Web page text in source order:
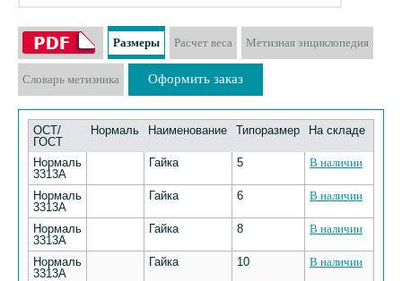
Размеры Расчет веса Метизная энциклопедия
Словарь метизника Оформить заказ
ОСТ/
ГОСТ
Нормаль Наименование Типоразмер На складе
Нормаль
3313А
Гайка 5 В наличии
Нормаль
3313А
Гайка 6 В наличии
Нормаль
3313А
Гайка 8 В наличии
Нормаль
3313А
Гайка 10 В наличии